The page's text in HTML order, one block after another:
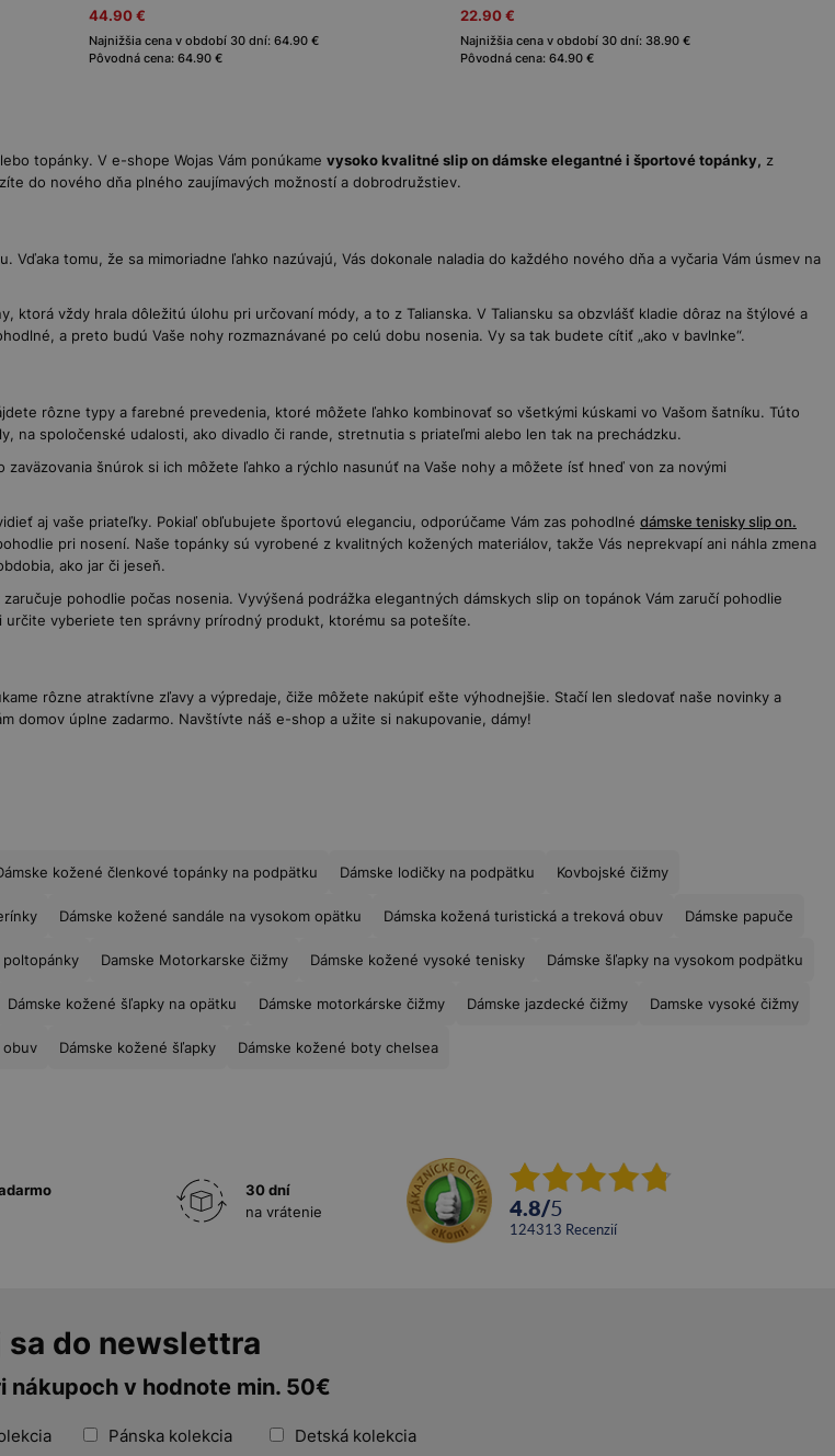
44.90 €
Najnižšia cena v období 30 dní: 64.90 €
Pôvodná cena: 64.90 €
22.90 €
Najnižšia cena v období 30 dní: 38.90 €
Pôvodná cena: 64.90 €
topánky. V e-shope Wojas Vám ponúkame vysoko kvalitné slip on dámske elegantné i športové topánky, z
do nového dňa plného zaujímavých možností a dobrodružstiev.
tomu, že sa mimoriadne ľahko nazúvajú, Vás dokonale naladia do každého nového dňa a vyčaria Vám úsmev na
ktorá vždy hrala dôležitú úlohu pri určovaní módy, a to z Talianska. V Taliansku sa obzvlášť kladie dôraz na štýlové a
a preto budú Vaše nohy rozmaznávané po celú dobu nosenia. Vy sa tak budete cítiť „ako v bavlnke“.
rôzne typy a farebné prevedenia, ktoré môžete ľahko kombinovať so všetkými kúskami vo Vašom šatníku. Túto
na spoločenské udalosti, ako divadlo či rande, stretnutia s priateľmi alebo len tak na prechádzku.
šnúrok si ich môžete ľahko a rýchlo nasunúť na Vaše nohy a môžete ísť hneď von za novými
aj vaše priateľky. Pokiaľ obľubujete športovú eleganciu, odporúčame Vám zas pohodlné dámske tenisky slip on.
pri nosení. Naše topánky sú vyrobené z kvalitných kožených materiálov, takže Vás neprekvapí ani náhla zmena
ako jar či jeseň.
pohodlie počas nosenia. Vyvýšená podrážka elegantných dámskych slip on topánok Vám zaručí pohodlie
určite vyberiete ten správny prírodný produkt, ktorému sa potešíte.
rôzne atraktívne zľavy a výpredaje, čiže môžete nakúpiť ešte výhodnejšie. Stačí len sledovať naše novinky a
domov úplne zadarmo. Navštívte náš e-shop a užite si nakupovanie, dámy!
kožené členkové topánky na podpätku Dámske lodičky na podpätku Kovbojské čižmy
Dámske kožené sandále na vysokom opätku Dámska kožená turistická a treková obuv Dámske papuče
poltopánky Damske Motorkarske čižmy Dámske kožené vysoké tenisky Dámske šľapky na vysokom podpätku
Dámske kožené šľapky na opätku Dámske motorkárske čižmy Dámske jazdecké čižmy Damske vysoké čižmy
obuv Dámske kožené šľapky Dámske kožené boty chelsea
30 dní
na vrátenie
4.8/5
124313 recenzií
sa do newslettra
nákupoch v hodnote min. 50€
Pánska kolekcia Detská kolekcia